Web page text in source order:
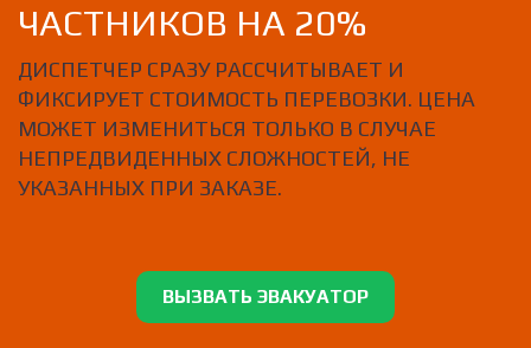
ЧАСТНИКОВ НА 20%
ДИСПЕТЧЕР СРАЗУ РАССЧИТЫВАЕТ И
ФИКСИРУЕТ СТОИМОСТЬ ПЕРЕВОЗКИ. ЦЕНА
МОЖЕТ ИЗМЕНИТЬСЯ ТОЛЬКО В СЛУЧАЕ
НЕПРЕДВИДЕННЫХ СЛОЖНОСТЕЙ, НЕ
УКАЗАННЫХ ПРИ ЗАКАЗЕ.
ВЫЗВАТЬ ЭВАКУАТОР